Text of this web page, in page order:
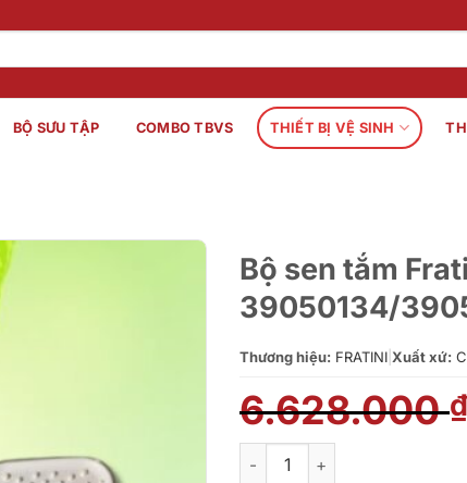
BỘ SƯU TẬP COMBO TBVS THIẾT BỊ VỆ SINH
Bộ sen tắm
39050134/
Thương hiệu: FRATINI Xuất xứ:
6.628.000₫
Bộ sen tắm Fratini nóng lạnh